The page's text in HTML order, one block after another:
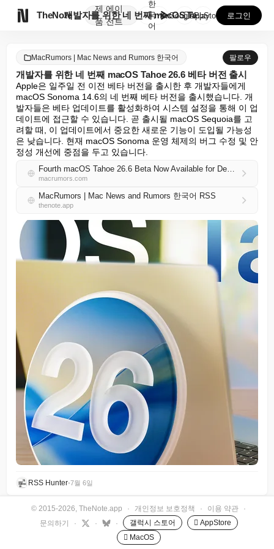
TheNote
제
품
에이
전트
개발자를 위한 네 번째 macOS Tahoe 26.6 ...
한
국
어
GooglePlay
AppStore 로그인
MacRumors | Mac News and Rumors 한국어 팔로우
개발자를 위한 네 번째 macOS Tahoe 26.6 베타 버전 출시
Apple은 일주일 전 이전 베타 버전을 출시한 후 개발자들에게
macOS Sonoma 14.6의 네 번째 베타 버전을 출시했습니다. 개
발자들은 베타 업데이트를 활성화하여 시스템 설정을 통해 이 업
데이트에 접근할 수 있습니다. 곧 출시될 macOS Sequoia를 고
려할 때, 이 업데이트에서 중요한 새로운 기능이 도입될 가능성
은 낮습니다. 현재 macOS Sonoma 운영 체제의 버그 수정 및 안
정성 개선에 중점을 두고 있습니다.
Fourth macOS Tahoe 26.6 Beta Now Available for Developers
macrumors.com
MacRumors | Mac News and Rumors 한국어 RSS
thenote.app
RSS Hunter•7월 6일
© 2015-2026, TheNote.app · 개인정보 보호정책 · 이용 약관
·
문의하기
· · · 갤럭시 스토어
 AppStore
 MacOS